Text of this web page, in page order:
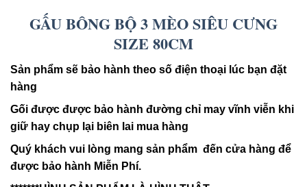
GẤU BÔNG BỘ 3 MÈO SIÊU CƯNG
SIZE 80CM
Sản phẩm sẽ bảo hành theo số điện thoại lúc bạn đặt
hàng
Gối được được bảo hành đường chỉ may vĩnh viễn khi
giữ hay chụp lại biên lai mua hàng
Quý khách vui lòng mang sản phẩm đến cửa hàng để
được bảo hành Miễn Phí.